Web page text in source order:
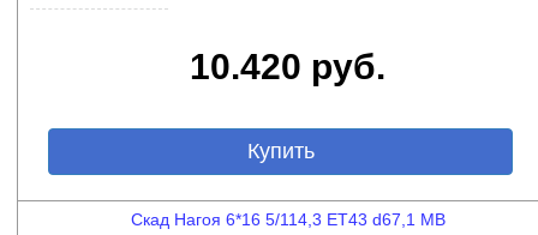
10.420 руб.
Купить
Скад Нагоя 6*16 5/114,3 ET43 d67,1 MB